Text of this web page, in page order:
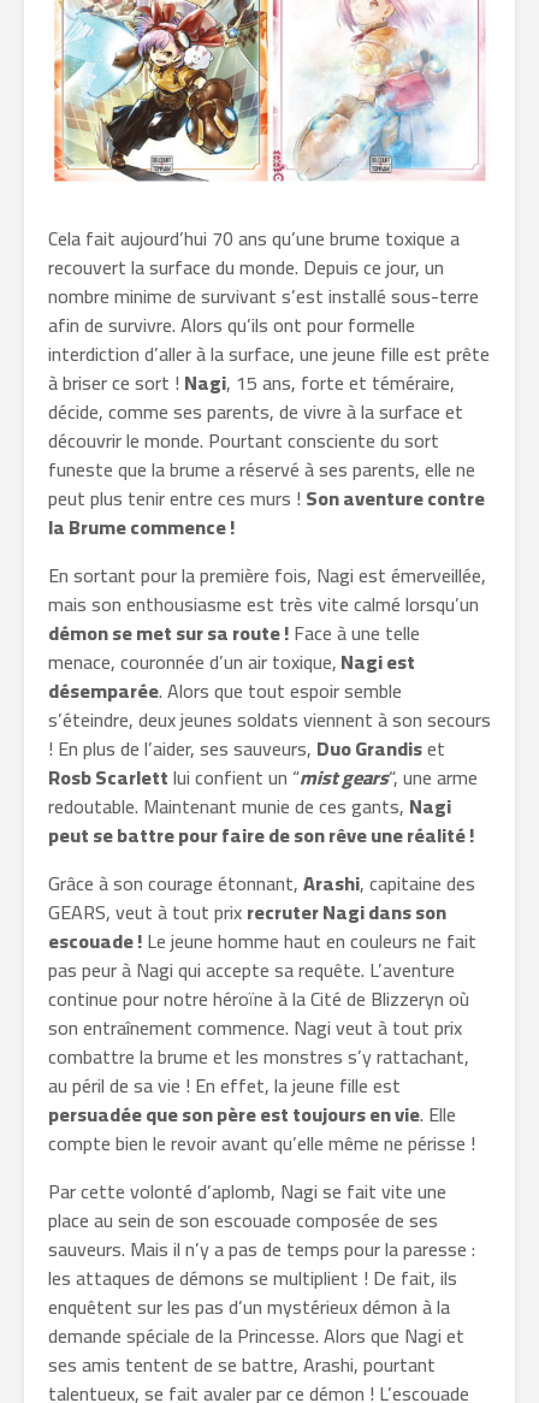
Cela fait aujourd’hui 70 ans qu’une brume toxique a
recouvert la surface du monde. Depuis ce jour, un
nombre minime de survivant s’est installé sous-terre
afin de survivre. Alors qu’ils ont pour formelle
interdiction d’aller à la surface, une jeune fille est prête
à briser ce sort ! Nagi, 15 ans, forte et téméraire,
décide, comme ses parents, de vivre à la surface et
découvrir le monde. Pourtant consciente du sort
funeste que la brume a réservé à ses parents, elle ne
peut plus tenir entre ces murs ! Son aventure contre
la Brume commence !
En sortant pour la première fois, Nagi est émerveillée,
mais son enthousiasme est très vite calmé lorsqu’un
démon se met sur sa route !Face à une telle
menace, couronnée d’un air toxique,Nagi est
désemparée. Alors que tout espoir semble
s’éteindre, deux jeunes soldats viennent à son secours
! En plus de l’aider, ses sauveurs, Duo Grandiset
Rosb Scarlettlui confient un “mistgears“, une arme
redoutable. Maintenant munie de ces gants, Nagi
peut se battre pour faire de son rêve une réalité !
Grâce à son courage étonnant,Arashi, capitaine des
GEARS, veut à tout prixrecruter Nagi dans son
escouade !Le jeune homme haut en couleurs ne fait
pas peur à Nagi qui accepte sa requête. L’aventure
continue pour notre héroïne à la Cité de Blizzeryn où
son entraînement commence. Nagi veut à tout prix
combattre la brume et les monstres s’y rattachant,
au péril de sa vie ! En effet, la jeune fille est
persuadée que son père est toujours en vie. Elle
compte bien le revoir avant qu’elle même ne périsse !
Par cette volonté d’aplomb, Nagi se fait vite une
place au sein de son escouade composée de ses
sauveurs. Mais il n’y a pas de temps pour la paresse :
les attaques de démons se multiplient ! De fait, ils
enquêtent sur les pas d’un mystérieux démon à la
demande spéciale de la Princesse. Alors que Nagi et
ses amis tentent de se battre, Arashi, pourtant
talentueux, se fait avaler par ce démon ! L’escouade